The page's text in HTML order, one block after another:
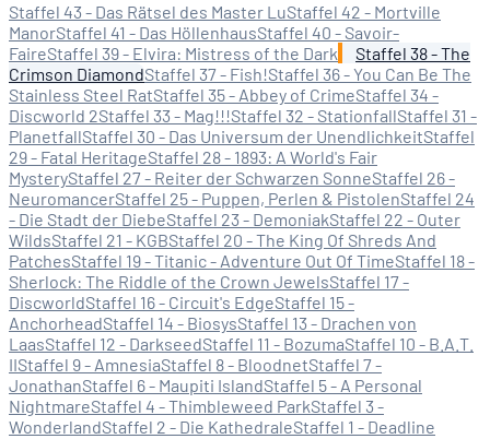
Staffel 43 - Das Rätsel des Master LuStaffel 42 - Mortville
ManorStaffel 41 - Das HöllenhausStaffel 40 - Savoir-
FaireStaffel 39 - Elvira: Mistress of the Dark
Staffel 38 - The
Crimson DiamondStaffel 37 - Fish!Staffel 36 - You Can Be The
Stainless Steel RatStaffel 35 - Abbey of CrimeStaffel 34 -
Discworld 2Staffel 33 - Mag!!!Staffel 32 - StationfallStaffel 31 -
PlanetfallStaffel 30 - Das Universum der UnendlichkeitStaffel
29 - Fatal HeritageStaffel 28 - 1893: A World's Fair
MysteryStaffel 27 - Reiter der Schwarzen SonneStaffel 26 -
NeuromancerStaffel 25 - Puppen, Perlen & PistolenStaffel 24
- Die Stadt der DiebeStaffel 23 - DemoniakStaffel 22 - Outer
WildsStaffel 21 - KGBStaffel 20 - The King Of Shreds And
PatchesStaffel 19 - Titanic - Adventure Out Of TimeStaffel 18 -
Sherlock: The Riddle of the Crown JewelsStaffel 17 -
DiscworldStaffel 16 - Circuit's EdgeStaffel 15 -
AnchorheadStaffel 14 - BiosysStaffel 13 - Drachen von
LaasStaffel 12 - DarkseedStaffel 11 - BozumaStaffel 10 - B.A.T.
IIStaffel 9 - AmnesiaStaffel 8 - BloodnetStaffel 7 -
JonathanStaffel 6 - Maupiti IslandStaffel 5 - A Personal
NightmareStaffel 4 - Thimbleweed ParkStaffel 3 -
WonderlandStaffel 2 - Die KathedraleStaffel 1 - Deadline